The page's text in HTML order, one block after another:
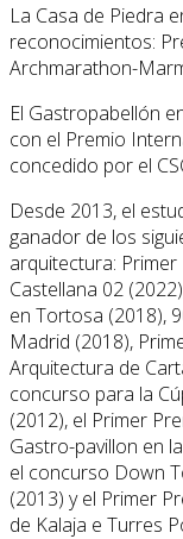
La Casa de Piedra
reconocimientos:
Archmarathon-
El Gastropabellón
con el Premio
concedido por el
Desde 2013, el
ganador de los
arquitectura:
Castellana 02
en Tortosa (2018),
Madrid (2018),
Arquitectura de
concurso para la
(2012), el Primer
Gastro-pavillon en
el concurso Down
(2013) y el Primer
de Kalaja e Turres